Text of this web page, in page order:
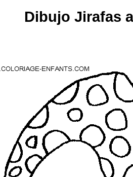
Dibujo Jirafas